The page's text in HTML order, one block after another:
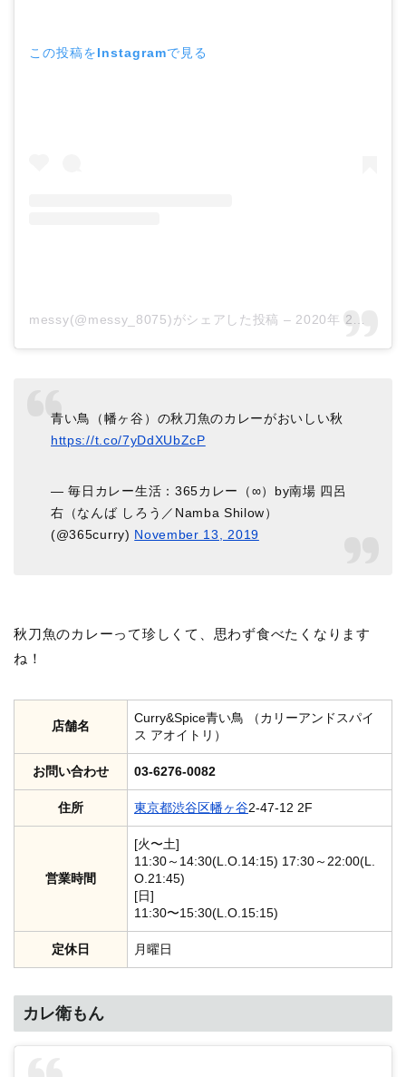
この投稿をInstagramで見る
messy(@messy_8075)がシェアした投稿 – 2020年 2月月22日午後4時30分PST
青い鳥（幡ヶ谷）の秋刀魚のカレーがおいしい秋
https://t.co/7yDdXUbZcP
— 毎日カレー生活：365カレー（∞）by南場 四呂
右（なんば しろう／Namba Shilow）
(@365curry) November 13, 2019
秋刀魚のカレーって珍しくて、思わず食べたくなります
ね！
店舗名
Curry&Spice青い鳥 （カリーアンドスパイ
ス アオイトリ）
お問い合わせ 03-6276-0082
住所 東京都渋谷区幡ヶ谷2-47-12 2F
営業時間
[火〜土]
11:30～14:30(L.O.14:15) 17:30～22:00(L.
O.21:45)
[日]
11:30〜15:30(L.O.15:15)
定休日 月曜日
カレ衛もん